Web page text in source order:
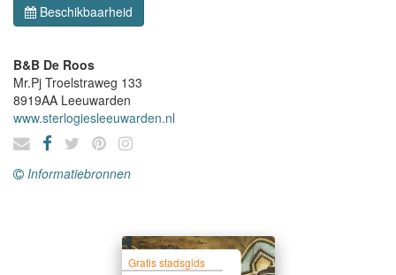
Beschikbaarheid
B&B De Roos
Mr.Pj Troelstraweg 133
8919AA Leeuwarden
www.sterlogiesleeuwarden.nl
Informatiebronnen
Gratis stadsgids